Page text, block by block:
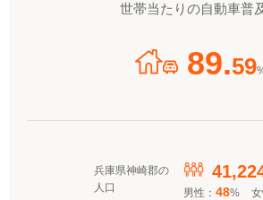
世帯当たりの自動車普
89.59
兵庫県神崎郡の
人口
男性： 48% 女